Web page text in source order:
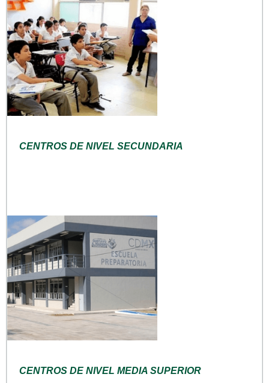
CENTROS DE NIVEL SECUNDARIA
CENTROS DE NIVEL MEDIA SUPERIOR